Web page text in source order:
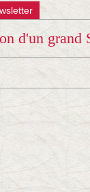
d'un grand